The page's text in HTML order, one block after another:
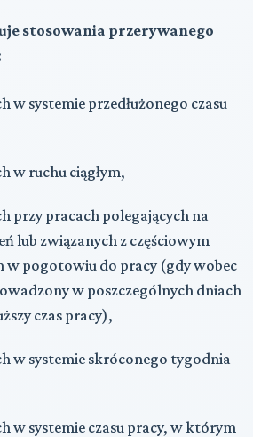
stosowania przerywanego
w systemie przedłużonego czasu
w ruchu ciągłym,
przy pracach polegających na
lub związanych z częściowym
w pogotowiu do pracy (gdy wobec
w poszczególnych dniach
czas pracy),
w systemie skróconego tygodnia
w systemie czasu pracy, w którym